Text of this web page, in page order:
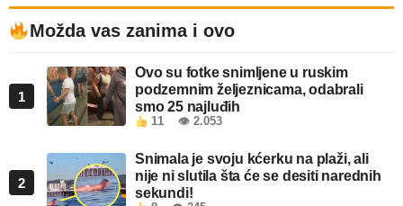
Možda vas zanima i ovo
1
Ovo su fotke snimljene u ruskim
podzemnim željeznicama, odabrali
smo 25 najluđih
11 👁 2.053
2
Snimala je svoju kćerku na plaži, ali
nije ni slutila šta će se desiti narednih
sekundi!